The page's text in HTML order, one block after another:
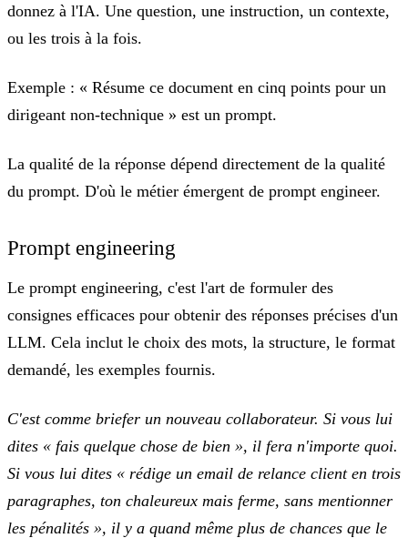
donnez à l'IA. Une question, une instruction, un contexte,
ou les trois à la fois.
Exemple : « Résume ce document en cinq points pour un
dirigeant non-technique » est un prompt.
La qualité de la réponse dépend directement de la qualité
du prompt. D'où le métier émergent de prompt engineer.
Prompt engineering
Le prompt engineering, c'est l'art de formuler des
consignes efficaces pour obtenir des réponses précises d'un
LLM. Cela inclut le choix des mots, la structure, le format
demandé, les exemples fournis.
C'est comme briefer un nouveau collaborateur. Si vous lui
dites « fais quelque chose de bien », il fera n'importe quoi.
Si vous lui dites « rédige un email de relance client en trois
paragraphes, ton chaleureux mais ferme, sans mentionner
les pénalités », il y a quand même plus de chances que le